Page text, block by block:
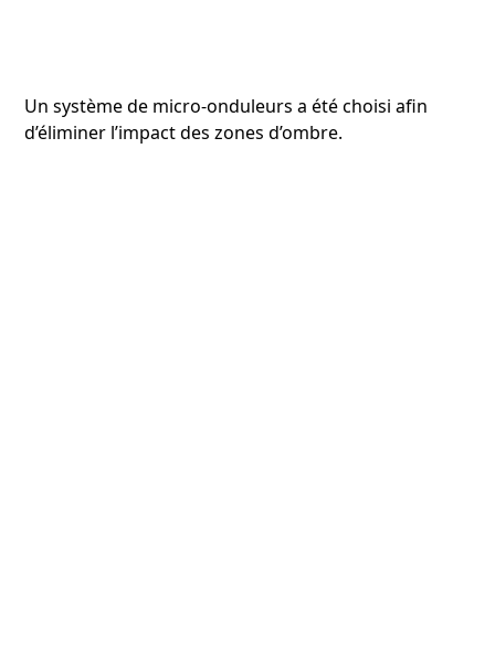
Un système de micro-onduleurs a été choisi afin
d’éliminer l’impact des zones d’ombre.